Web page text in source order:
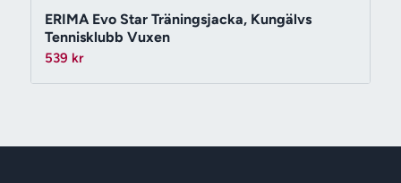
ERIMA Evo Star Träningsjacka, Kungälvs
Tennisklubb Vuxen
539 kr